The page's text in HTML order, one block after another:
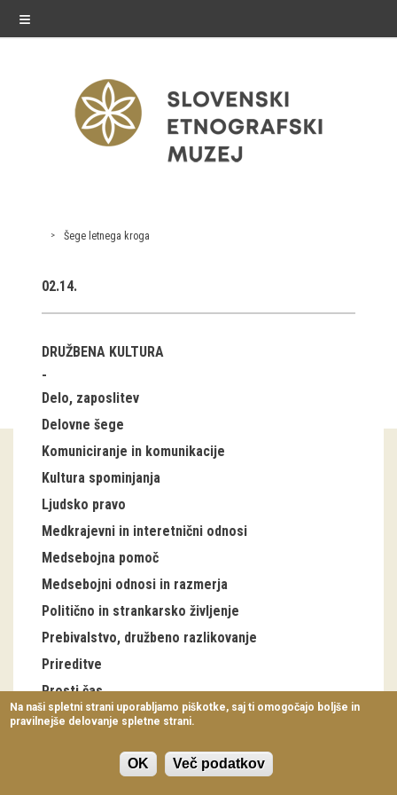
≡
razstave
Občasne razstave
Gostovanja
E-razstave
Virtualni sprehodi
Razstavni projekti
Napovednik
Arhiv razstav
Koledar dogodkov
Prireditve
Predavanja
Delavnice
Vodeni ogledi
Šege letnega kroga
02.14.
DRUŽBENA KULTURA
Delo, zaposlitev
Delovne šege
Komuniciranje in komunikacije
Kultura spominjanja
Ljudsko pravo
Medkrajevni in interetnični odnosi
Medsebojna pomoč
Medsebojni odnosi in razmerja
Politično in strankarsko življenje
Prebivalstvo, družbeno razlikovanje
Prireditve
Prosti čas
Šege letnega kroga
Na naši spletni strani uporabljamo piškotke, saj ti omogočajo boljše in
pravilnejše delovanje spletne strani.
OK Več podatkov